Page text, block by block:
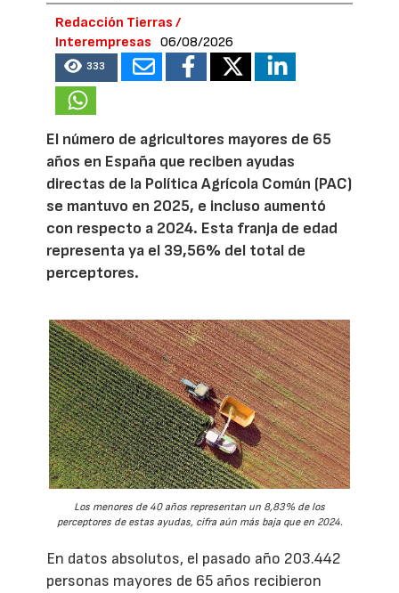
Redacción Tierras /
Interempresas
06/08/2026
333
El número de agricultores mayores de 65
años en España que reciben ayudas
directas de la Política Agrícola Común (PAC)
se mantuvo en 2025, e incluso aumentó
con respecto a 2024. Esta franja de edad
representa ya el 39,56% del total de
perceptores.
Los menores de 40 años representan un 8,83% de los
perceptores de estas ayudas, cifra aún más baja que en 2024.
En datos absolutos, el pasado año 203.442
personas mayores de 65 años recibieron